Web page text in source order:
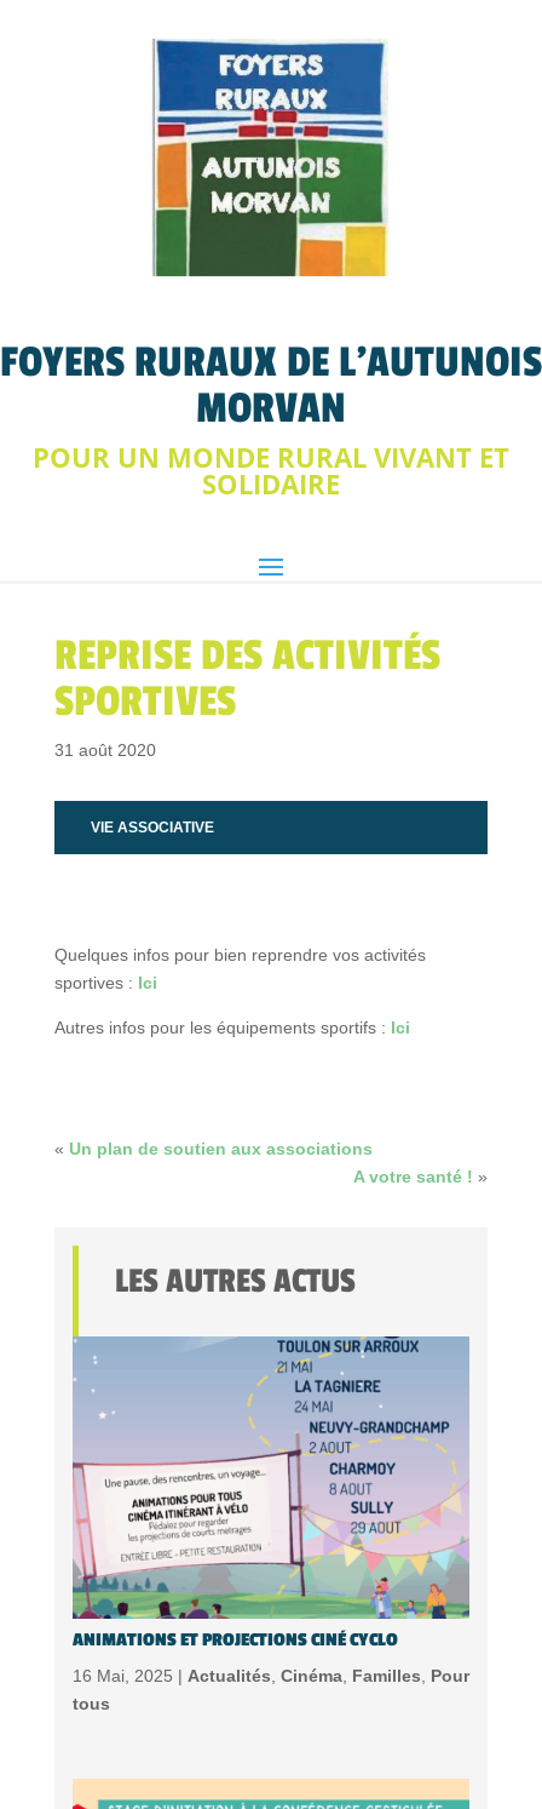
FOYERS RURAUX DE L'AUTUNOIS
MORVAN
POUR UN MONDE RURAL VIVANT ET
SOLIDAIRE
REPRISE DES ACTIVITÉS
SPORTIVES
31 août 2020
VIE ASSOCIATIVE
Quelques infos pour bien reprendre vos activités
sportives : Ici
Autres infos pour les équipements sportifs : Ici
« Un plan de soutien aux associations
A votre santé ! »
LES AUTRES ACTUS
ANIMATIONS ET PROJECTIONS CINÉ CYCLO
16 Mai, 2025 | Actualités Cinéma, Familles
Pour
tous